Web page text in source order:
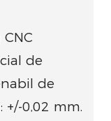
de
de
0,02 mm.